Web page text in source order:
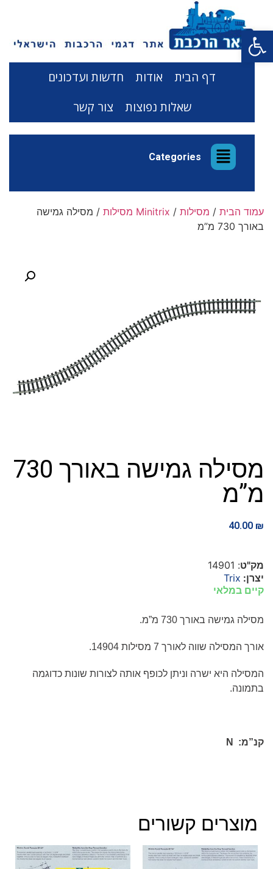
פתח סרגל נגישות
דף הבית אודות
חדשות ועדכונים
שאלות נפוצות
צור קשר
Categories
עמוד הבית / מסילות / Minitrix מסילות
/ מסילה גמישה
באורך 730 מ”מ
מסילה גמישה באורך 730
מ”מ
40.00 ₪
מק"ט: 14901
יצרן: Trix
קיים במלאי
מסילה גמישה באורך 730 מ”מ .
אורך המסילה שווה לאורך 7 מסילות 14904.
המסילה היא ישרה וניתן לכופף אותה לצורות שונות כדוגמה
בתמונה.
קנ”מ: N
מוצרים קשורים